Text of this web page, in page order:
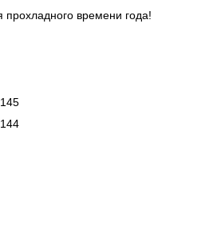
времени года!